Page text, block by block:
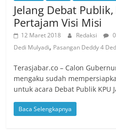
Jelang Debat
Pertajam Visi Misi
12 Maret 2018 Redaksi
Dedi Mulyadi, Pasangan Deddy 4
Terasjabar.co – Calon
mengaku sudah
untuk acara Debat Publik KPU
Baca Selengkapnya